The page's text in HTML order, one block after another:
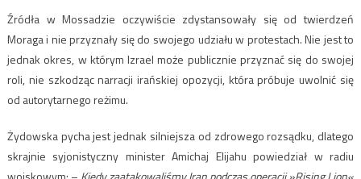
Źródła w Mossadzie oczywiście zdystansowały się od twierdzeń
Moraga i nie przyznały się do swojego udziału w protestach. Nie jest to
jednak okres, w którym Izrael może publicznie przyznać się do swojej
roli, nie szkodząc narracji irańskiej opozycji, która próbuje uwolnić się
od autorytarnego reżimu.
Żydowska pycha jest jednak silniejsza od zdrowego rozsądku, dlatego
skrajnie syjonistyczny minister Amichaj Elijahu powiedział w radiu